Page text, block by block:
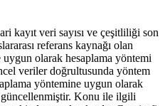
kayıt veri sayısı ve çeşitliliği son
referans kaynağı olan
olarak hesaplama yöntemi
veriler doğrultusunda yöntem
yöntemine uygun olarak
güncellenmiştir. Konu ile ilgili